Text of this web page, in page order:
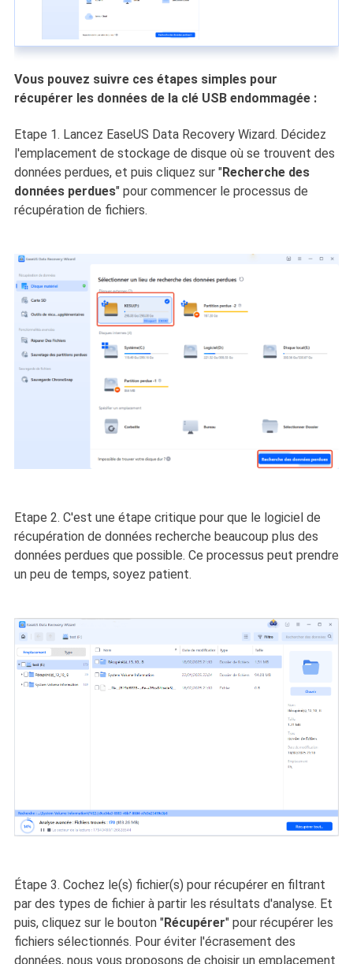
Vous pouvez suivre ces étapes simples pour
récupérer les données de la clé USB endommagée :
Etape 1. Lancez EaseUS Data Recovery Wizard. Décidez
l'emplacement de stockage de disque où se trouvent des
données perdues, et puis cliquez sur "Recherche des
données perdues" pour commencer le processus de
récupération de fichiers.
Etape 2. C'est une étape critique pour que le logiciel de
récupération de données recherche beaucoup plus des
données perdues que possible. Ce processus peut prendre
un peu de temps, soyez patient.
Étape 3. Cochez le(s) fichier(s) pour récupérer en filtrant
par des types de fichier à partir les résultats d'analyse. Et
puis, cliquez sur le bouton "Récupérer" pour récupérer les
fichiers sélectionnés. Pour éviter l'écrasement des
données, nous vous proposons de choisir un emplacement